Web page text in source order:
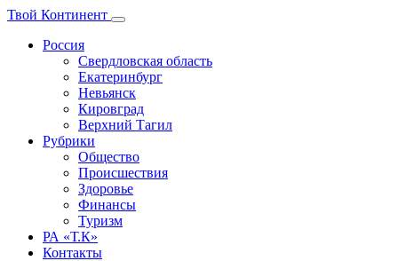
Твой Континент
Россия
Свердловская область
Екатеринбург
Невьянск
Кировград
Верхний Тагил
Рубрики
Общество
Происшествия
Здоровье
Финансы
Туризм
РА «Т.К»
Контакты